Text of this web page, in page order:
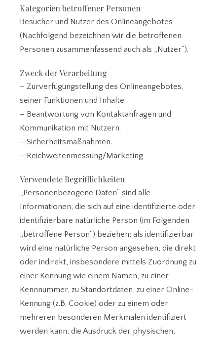
Kategorien betroffener Personen
Besucher und Nutzer des Onlineangebotes
(Nachfolgend bezeichnen wir die betroffenen
Personen zusammenfassend auch als „Nutzer“).
Zweck der Verarbeitung
– Zurverfügungstellung des Onlineangebotes,
seiner Funktionen und Inhalte.
– Beantwortung von Kontaktanfragen und
Kommunikation mit Nutzern.
– Sicherheitsmaßnahmen.
– Reichweitenmessung/Marketing
Verwendete Begrifflichkeiten
„Personenbezogene Daten“ sind alle
Informationen, die sich auf eine identifizierte oder
identifizierbare natürliche Person (im Folgenden
„betroffene Person“) beziehen; als identifizierbar
wird eine natürliche Person angesehen, die direkt
oder indirekt, insbesondere mittels Zuordnung zu
einer Kennung wie einem Namen, zu einer
Kennnummer, zu Standortdaten, zu einer Online-
Kennung (z.B. Cookie) oder zu einem oder
mehreren besonderen Merkmalen identifiziert
werden kann, die Ausdruck der physischen,